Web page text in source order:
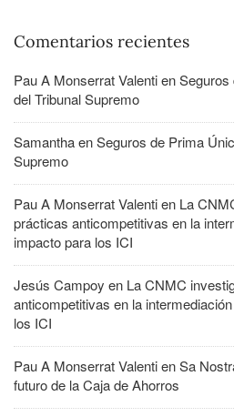
Comentarios recientes
Pau A Monserrat ValentienSeguros
del Tribunal Supremo
SamanthaenSeguros de Prima
Supremo
Pau A Monserrat Valentien La
prácticas anticompetitivas en la
impacto para los ICI
Jesús Campoy en La CNMC
anticompetitivas en la
los ICI
Pau A Monserrat ValentienSa
futuro de la Caja de Ahorros